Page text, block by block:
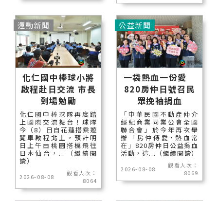
化仁國中棒球小將
啟程赴日交流 市長
到場勉勵
化仁國中棒球隊再度踏
上國際交流舞台！球隊
今（8）日自花蓮搭乘遊
覽車啟程北上，預計明
日上午由桃園搭機飛往
日本仙台，...（繼續閱
讀）
2026-08-08
觀看人次：
8064
運動新聞
一袋熱血一份愛
820房仲日號召民
眾挽袖捐血
「中華民國不動產仲介
經紀商業同業公會全國
聯合會」於今年再次舉
辦「房仲傳愛˙熱血常
在」820房仲日公益捐血
活動，這...（繼續閱讀）
2026-08-08
觀看人次：
8069
公益新聞